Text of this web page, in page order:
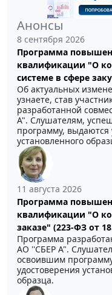
Анонсы
8 сентября 2026
Программа
квалификации "О
системе в сфере
Об актуальных
узнаете, став
разработанной
А". Слушателям,
программу, выдаются
установленного
11 августа 2026
Программа
квалификации "О
заказе" (223-ФЗ от
Программа
АО ''СБЕР А".
освоившим
удостоверения
образца.